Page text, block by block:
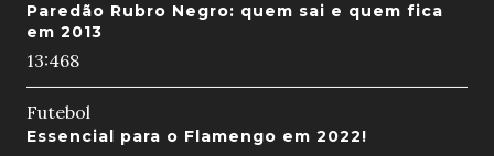
Paredão Rubro Negro: quem sai e quem fica
em 2013
13:468
Futebol
Essencial para o Flamengo em 2022!